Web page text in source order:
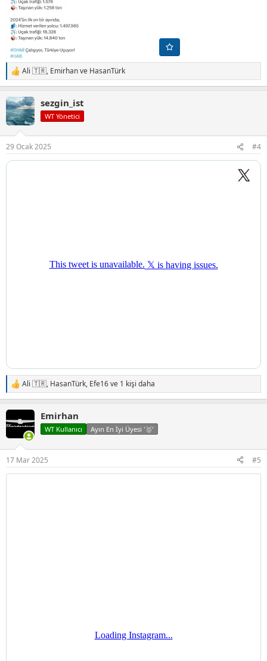
T
e
k
i
l
:
Ali 🇹🇷, Emirhanve HasanTürk
sezgin_ist
WT Yönetici
29 Ocak 2025 #4
T
e
i
:
Ali 🇹🇷, HasanTürk, Efe16ve 1 kişi daha
Emirhan
WT Kullanıcı Ayın En İyi Üyesi '🥇'
17 Mar 2025 #5